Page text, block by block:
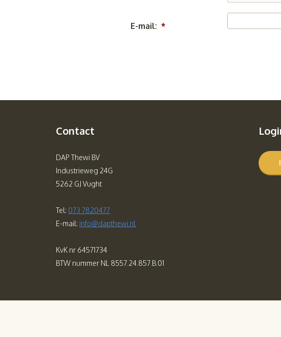
E-mail: *
Contact
DAP Thewi BV
Industrieweg 24G
5262 GJ Vught
Tel: 073 7820477
E-mail: info@dapthewi.nl
KvK nr 64571734
BTW nummer NL 8557.24.857.B.01